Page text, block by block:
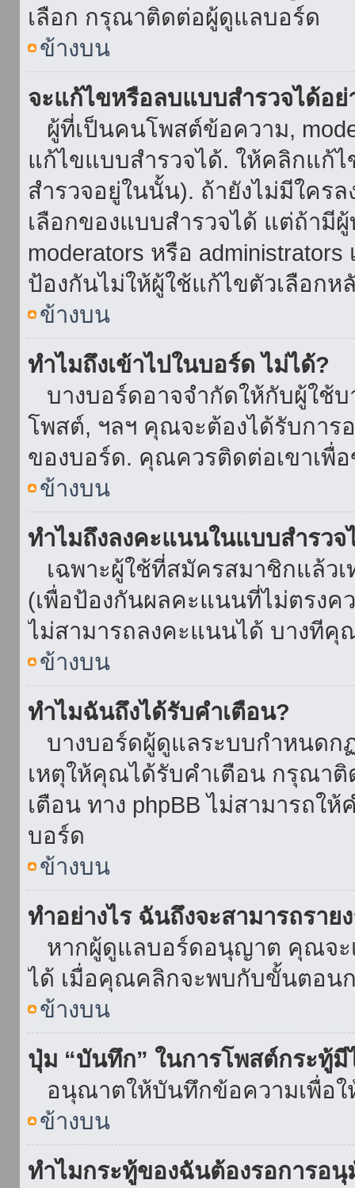
เลือก กรุณาติดต่อผู้ดูแลบอร์ด
ข้างบน
จะแก้ไขหรือลบแบบสำรวจได้อย่
ผู้ที่เป็นคนโพสต์ข้อความ,
แก้ไขแบบสำรวจได้. ให้คลิกแก้
สำรวจอยู่ในนั้น). ถ้ายังไม่มีใค
เลือกของแบบสำรวจได้ แต่ถ้ามี
moderators หรือ
ป้องกันไม่ให้ผู้ใช้แก้ไขตัวเลือกห
ข้างบน
ทำไมถึงเข้าไปในบอร์ด ไม่ได้?
บางบอร์ดอาจจำกัดให้กับผู้ใช้บ
โพสต์, ฯลฯ คุณจะต้องได้รับการ
ของบอร์ด. คุณควรติดต่อเขาเพื่
ข้างบน
ทำไมถึงลงคะแนนในแบบสำรวจ
เฉพาะผู้ใช้ที่สมัครสมาชิกแล้ว
(เพื่อป้องกันผลคะแนนที่ไม่ตรง
ไม่สามารถลงคะแนนได้ บางที
ข้างบน
ทำไมฉันถึงได้รับคำเตือน?
บางบอร์ดผู้ดูแลระบบกำหนดก
เหตุให้คุณได้รับคำเตือน กรุณา
เตือน ทาง phpBB ไม่สามารถใ
บอร์ด
ข้างบน
ทำอย่างไร ฉันถึงจะสามารถรา
หากผู้ดูแลบอร์ดอนุญาต คุณจะ
ได้ เมื่อคุณคลิกจะพบกับขั้นตอน
ข้างบน
ปุ่ม “บันทึก” ในการโพสต์กระทู้มี
อนุณาตให้บันทึกข้อความเพื่อใ
ข้างบน
ทำไมกระทู้ของฉันต้องรอการอนุ